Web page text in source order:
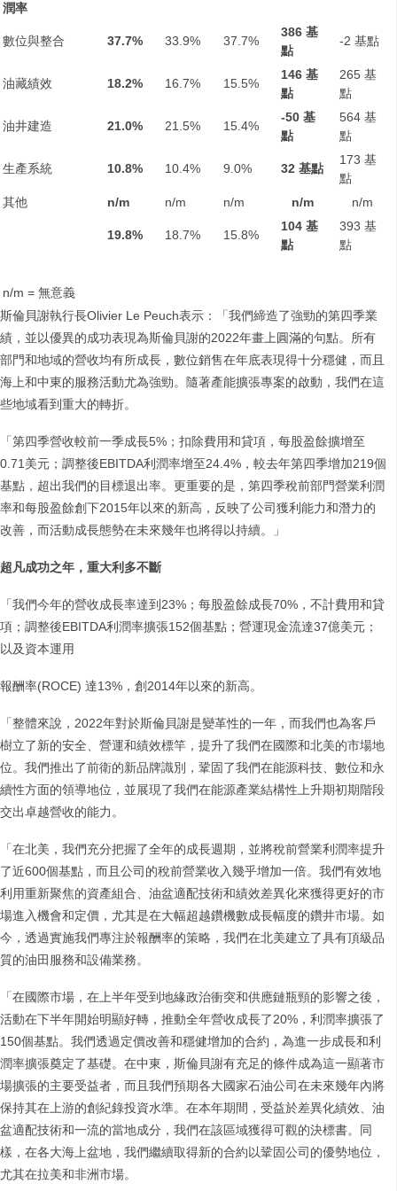
潤率
數位與整合 37.7% 33.9% 37.7%
386 基
點
-2 基點
油藏績效 18.2% 16.7% 15.5%
146 基
點
265 基
點
油井建造 21.0% 21.5% 15.4%
-50 基
點
564 基
點
生產系統 10.8% 10.4% 9.0% 32 基點
173 基
點
其他
n/m n/m n/m n/m n/m
19.8% 18.7% 15.8%
104 基
點
393 基
點
n/m = 無意義
斯倫貝謝執行長Olivier Le Peuch表示：「我們締造了強勁的第四季業
績，並以優異的成功表現為斯倫貝謝的2022年畫上圓滿的句點。所有
部門和地域的營收均有所成長，數位銷售在年底表現得十分穩健，而且
海上和中東的服務活動尤為強勁。隨著產能擴張專案的啟動，我們在這
些地域看到重大的轉折。
「第四季營收較前一季成長5%；扣除費用和貸項，每股盈餘擴增至
0.71美元；調整後EBITDA利潤率增至24.4%，較去年第四季增加219個
基點，超出我們的目標退出率。更重要的是，第四季稅前部門營業利潤
率和每股盈餘創下2015年以來的新高，反映了公司獲利能力和潛力的
改善，而活動成長態勢在未來幾年也將得以持續。」
超凡成功之年，重大利多不斷
「我們今年的營收成長率達到23%；每股盈餘成長70%，不計費用和貸
項；調整後EBITDA利潤率擴張152個基點；營運現金流達37億美元；
以及資本運用
報酬率(ROCE) 達13%，創2014年以來的新高。
「整體來說，2022年對於斯倫貝謝是變革性的一年，而我們也為客戶
樹立了新的安全、營運和績效標竿，提升了我們在國際和北美的市場地
位。我們推出了前衛的新品牌識別，鞏固了我們在能源科技、數位和永
續性方面的領導地位，並展現了我們在能源產業結構性上升期初期階段
交出卓越營收的能力。
「在北美，我們充分把握了全年的成長週期，並將稅前營業利潤率提升
了近600個基點，而且公司的稅前營業收入幾乎增加一倍。我們有效地
利用重新聚焦的資產組合、油盆適配技術和績效差異化來獲得更好的市
場進入機會和定價，尤其是在大幅超越鑽機數成長幅度的鑽井市場。如
今，透過實施我們專注於報酬率的策略，我們在北美建立了具有頂級品
質的油田服務和設備業務。
「在國際市場，在上半年受到地緣政治衝突和供應鏈瓶頸的影響之後，
活動在下半年開始明顯好轉，推動全年營收成長了20%，利潤率擴張了
150個基點。我們透過定價改善和穩健增加的合約，為進一步成長和利
潤率擴張奠定了基礎。在中東，斯倫貝謝有充足的條件成為這一顯著市
場擴張的主要受益者，而且我們預期各大國家石油公司在未來幾年內將
保持其在上游的創紀錄投資水準。在本年期間，受益於差異化績效、油
盆適配技術和一流的當地成分，我們在該區域獲得可觀的決標書。同
樣，在各大海上盆地，我們繼續取得新的合約以鞏固公司的優勢地位，
尤其在拉美和非洲市場。